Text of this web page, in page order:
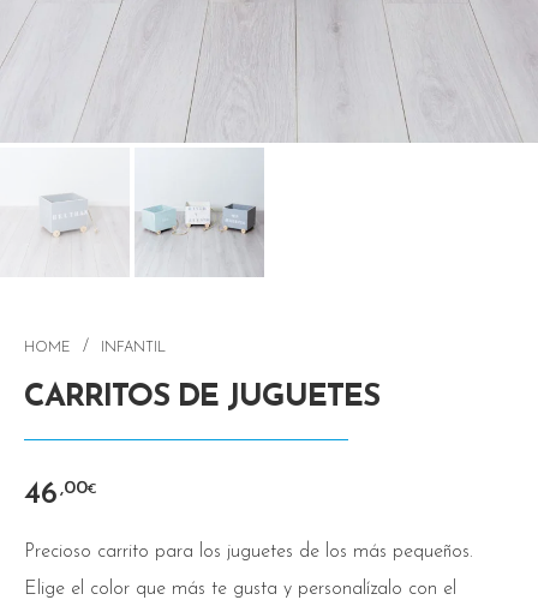
HOME / INFANTIL
CARRITOS DE JUGUETES
46 ,00€
Precioso carrito para los juguetes de los más pequeños.
Elige el color que más te gusta y personalízalo con el